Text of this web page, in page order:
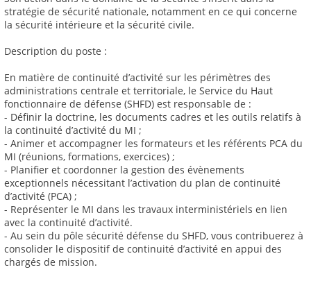
stratégie de sécurité nationale, notamment en ce qui concerne
la sécurité intérieure et la sécurité civile.
Description du poste :
En matière de continuité d’activité sur les périmètres des
administrations centrale et territoriale, le Service du Haut
fonctionnaire de défense (SHFD) est responsable de :
- Définir la doctrine, les documents cadres et les outils relatifs à
la continuité d’activité du MI ;
- Animer et accompagner les formateurs et les référents PCA du
MI (réunions, formations, exercices) ;
- Planifier et coordonner la gestion des évènements
exceptionnels nécessitant l’activation du plan de continuité
d’activité (PCA) ;
- Représenter le MI dans les travaux interministériels en lien
avec la continuité d’activité.
- Au sein du pôle sécurité défense du SHFD, vous contribuerez à
consolider le dispositif de continuité d’activité en appui des
chargés de mission.